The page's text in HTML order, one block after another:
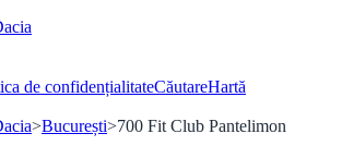
de confidențialitateCăutareHartă
>București>700 Fit Club Pantelimon